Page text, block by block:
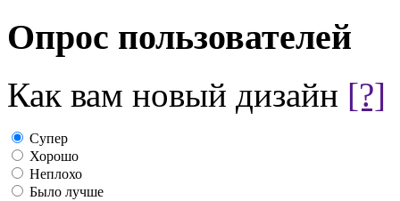
Опрос пользователей
Как вам новый дизайн [?]
Супер
Хорошо
Неплохо
Было лучше